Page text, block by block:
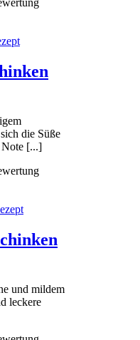
die Süße
Note [...]
und mildem
leckere